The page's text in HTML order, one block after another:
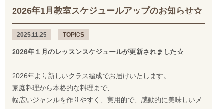
2026年1月教室スケジュールアップのお知らせ☆
2025.11.25 TOPICS
2026年１月のレッスンスケジュールが更新されました☆
2026年より新しいクラス編成でお届けいたします。
家庭料理から本格的な料理まで、
幅広いジャンルを作りやすく、実用的で、感動的に美味しいメ